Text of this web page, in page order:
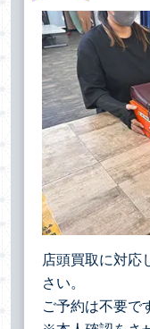
店頭買取に対応
さい。
ご予約は不要で